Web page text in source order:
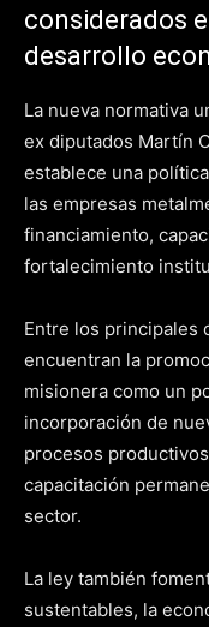
considerados
desarrollo
La nueva normativa
ex diputados Martín
establece una
las empresas
financiamiento,
fortalecimiento
Entre los principales
encuentran la
misionera como un
incorporación de
procesos
capacitación
sector.
La ley también
sustentables, la